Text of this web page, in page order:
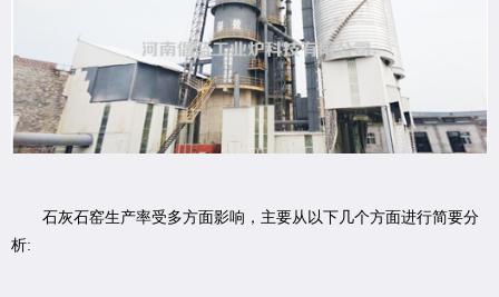
石灰石窑生产率受多方面影响，主要从以下几个方面进行简要分
析: